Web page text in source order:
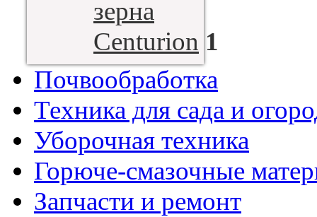
зерна
Centurion 1
Почвообработка
Техника для сада и
Уборочная техника
Горюче-смазочные
Запчасти и ремонт